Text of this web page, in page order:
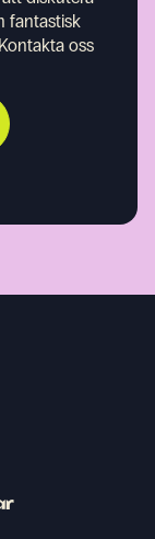
fantastisk
Kontakta oss